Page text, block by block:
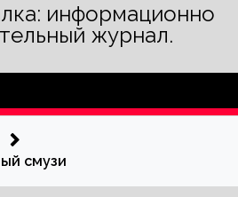
информационно
журнал.
смузи